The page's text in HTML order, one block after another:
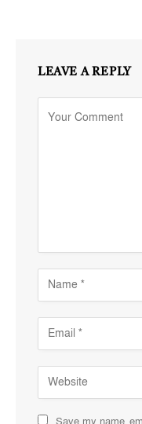
LEAVE A REPLY
Save my name,